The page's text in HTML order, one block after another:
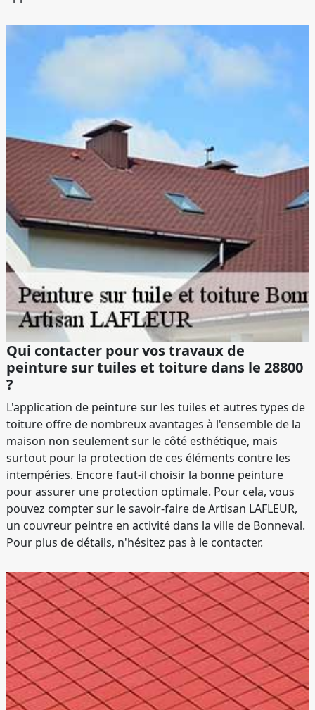
Qui contacter pour vos travaux de
peinture sur tuiles et toiture dans le 28800
?
L'application de peinture sur les tuiles et autres types de
toiture offre de nombreux avantages à l'ensemble de la
maison non seulement sur le côté esthétique, mais
surtout pour la protection de ces éléments contre les
intempéries. Encore faut-il choisir la bonne peinture
pour assurer une protection optimale. Pour cela, vous
pouvez compter sur le savoir-faire de Artisan LAFLEUR,
un couvreur peintre en activité dans la ville de Bonneval.
Pour plus de détails, n'hésitez pas à le contacter.